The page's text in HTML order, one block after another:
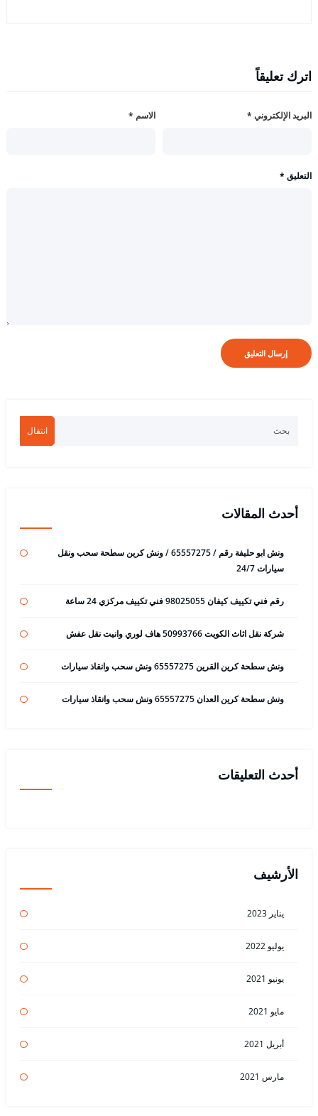
اترك تعليقاً
الاسم * البريد الإلكتروني *
التعليق *
انتقال
أحدث المقالات
ونش ابو حليفة رقم / 65557275 / ونش كرين سطحة سحب ونقل
سيارات 24/7
رقم فني تكييف كيفان 98025055 فني تكييف مركزي 24 ساعة
شركة نقل اثاث الكويت 50993766 هاف لوري وانيت نقل عفش
ونش سطحة كرين القرين 65557275 ونش سحب وانقاذ سيارات
ونش سطحة كرين العدان 65557275 ونش سحب وانقاذ سيارات
أحدث التعليقات
الأرشيف
يناير 2023
يوليو 2022
يونيو 2021
مايو 2021
أبريل 2021
مارس 2021